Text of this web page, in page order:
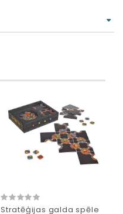
Stratēģijas galda spēle